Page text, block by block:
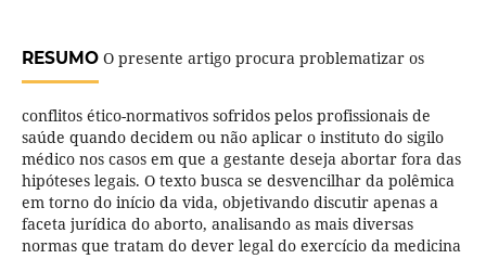
RESUMOO presente artigo procura problematizar os
conflitos ético-normativos sofridos pelos profissionais de
saúde quando decidem ou não aplicar o instituto do sigilo
médico nos casos em que a gestante deseja abortar fora das
hipóteses legais. O texto busca se desvencilhar da polêmica
em torno do início da vida, objetivando discutir apenas a
faceta jurídica do aborto, analisando as mais diversas
normas que tratam do dever legal do exercício da medicina